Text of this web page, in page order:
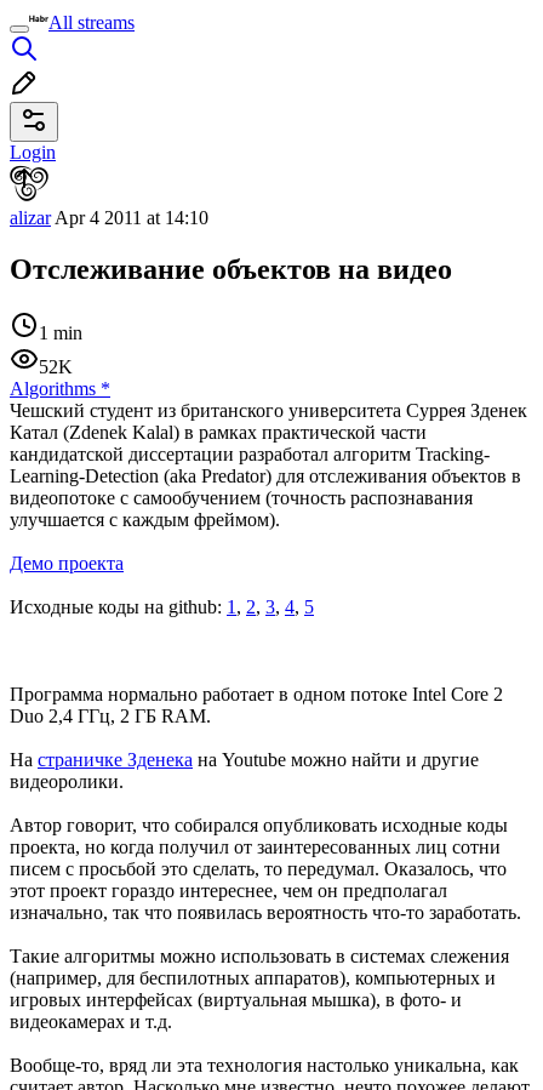
All streams
Login
alizarApr 4 2011 at 14:10
Отслеживание объектов на видео
1 min
52K
Algorithms *
Чешский студент из британского университета Суррея Зденек
Катал (Zdenek Kalal) в рамках практической части
кандидатской диссертации разработал алгоритм Tracking-
Learning-Detection (aka Predator) для отслеживания объектов в
видеопотоке с самообучением (точность распознавания
улучшается с каждым фреймом).
Демо проекта
Исходные коды на github: 1 , 2, 3, 4, 5
Программа нормально работает в одном потоке Intel Core 2
Duo 2,4 ГГц, 2 ГБ RAM.
На страничке Зденека на Youtube можно найти и другие
видеоролики.
Автор говорит, что собирался опубликовать исходные коды
проекта, но когда получил от заинтересованных лиц сотни
писем с просьбой это сделать, то передумал. Оказалось, что
этот проект гораздо интереснее, чем он предполагал
изначально, так что появилась вероятность что-то заработать.
Такие алгоритмы можно использовать в системах слежения
(например, для беспилотных аппаратов), компьютерных и
игровых интерфейсах (виртуальная мышка), в фото- и
видеокамерах и т.д.
Вообще-то, вряд ли эта технология настолько уникальна, как